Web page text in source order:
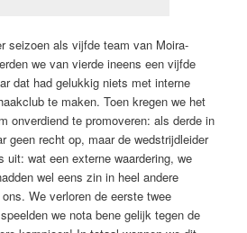
seizoen als vijfde team van Moira-
we van vierde in­eens een vijfde
dat had gelukkig niets met interne
te maken. Toen kregen we het
onverdiend te promoveren: als derde in
geen recht op, maar de wedstrijdleider
uit: wat een externe waardering, we
wel eens zin in heel andere
ons.We verloren de eerste twee
we nota bene gelijk tegen de